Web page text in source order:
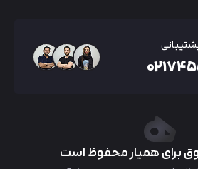
برای همیار محفوظ است